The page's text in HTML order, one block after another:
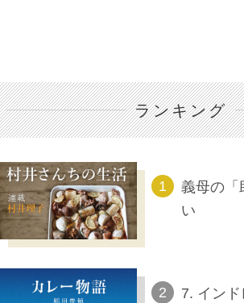
ランキング
義母の「
い
7. イン